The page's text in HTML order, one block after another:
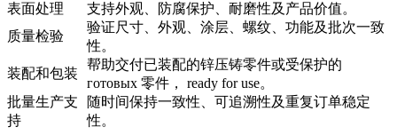
表面处理
支持外观、防腐保护、耐磨性及产品价值。
质量检验
验证尺寸、外观、涂层、螺纹、功能及批次一致
性。
装配和包装
帮助交付已装配的锌压铸零件或受保护的
готовых 零件， ready for use。
批量生产支
持
随时间保持一致性、可追溯性及重复订单稳定
性。